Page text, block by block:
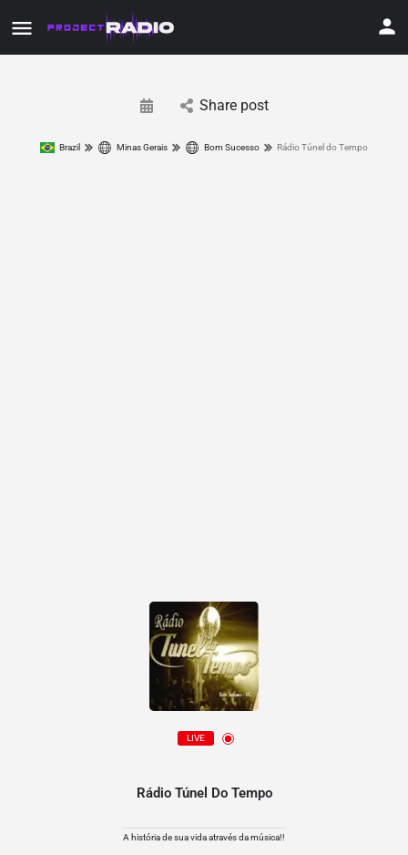
Share post
Brazil Minas Gerais Bom Sucesso Rádio Túnel do Tempo
LIVE
Rádio Túnel Do Tempo
A história de sua vida através da música!!